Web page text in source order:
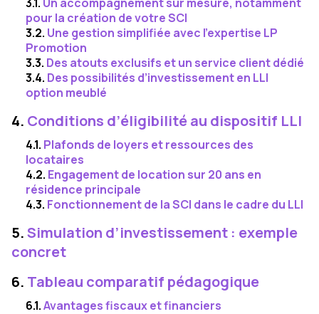
pour la création de votre SCI
3.2. Une gestion simplifiée avec l’expertise LP
Promotion
3.3. Des atouts exclusifs et un service client dédié
3.4. Des possibilités d’investissement en LLI
option meublé
4. Conditions d’éligibilité au dispositif LLI
4.1. Plafonds de loyers et ressources des
locataires
4.2. Engagement de location sur 20 ans en
résidence principale
4.3. Fonctionnement de la SCI dans le cadre du LLI
5.Simulation d’investissement : exemple
concret
6. Tableau comparatif pédagogique
6.1.Avantages fiscaux et financiers